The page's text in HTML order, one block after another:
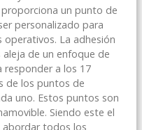
un punto de
personalizado para
La adhesión
de un enfoque de
responder a los 17
de los puntos de
uno. Estos puntos son
Siendo este el
abordar todos los